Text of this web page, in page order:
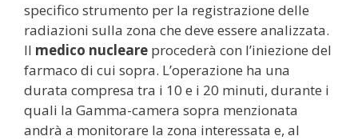
specifico strumento per la registrazione delle
radiazioni sulla zona che deve essere analizzata.
Il medico nucleare procederà con l’iniezione del
farmaco di cui sopra. L’operazione ha una
durata compresa tra i 10 e i 20 minuti, durante i
quali la Gamma-camera sopra menzionata
andrà a monitorare la zona interessata e, al